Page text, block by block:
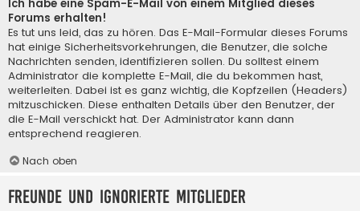
Ich habe eine Spam-E-Mail von einem Mitglied dieses
Forums erhalten!
Es tut uns leid, das zu hören. Das E-Mail-Formular dieses Forums
hat einige Sicherheitsvorkehrungen, die Benutzer, die solche
Nachrichten senden, identifizieren sollen. Du solltest einem
Administrator die komplette E-Mail, die du bekommen hast,
weiterleiten. Dabei ist es ganz wichtig, die Kopfzeilen (Headers)
mitzuschicken. Diese enthalten Details über den Benutzer, der
die E-Mail verschickt hat. Der Administrator kann dann
entsprechend reagieren.
Nach oben
Freunde und ignorierte Mitglieder